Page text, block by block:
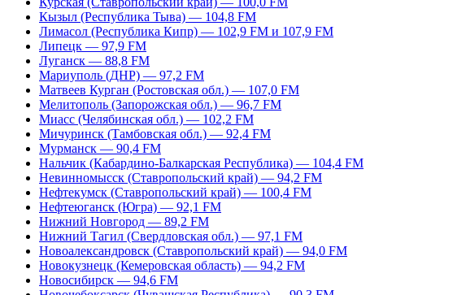
Кызыл (Республика Тыва) — 104,8 FM
Лимасол (Республика Кипр) — 102,9 FM и 107,9 FM
Липецк — 97,9 FM
Луганск — 88,8 FM
Мариуполь (ДНР) — 97,2 FM
Матвеев Курган (Ростовская обл.) — 107,0 FM
Мелитополь (Запорожская обл.) — 96,7 FM
Миасс (Челябинская обл.) — 102,2 FM
Мичуринск (Тамбовская обл.) — 92,4 FM
Мурманск — 90,4 FM
Нальчик (Кабардино-Балкарская Республика) — 104,4 FM
Невинномысск (Ставропольский край) — 94,2 FM
Нефтекумск (Ставропольский край) — 100,4 FM
Нефтеюганск (Югра) — 92,1 FM
Нижний Новгород — 89,2 FM
Нижний Тагил (Свердловская обл.) — 97,1 FM
Новоалександровск (Ставропольский край) — 94,0 FM
Новокузнецк (Кемеровская область) — 94,2 FM
Новосибирск — 94,6 FM